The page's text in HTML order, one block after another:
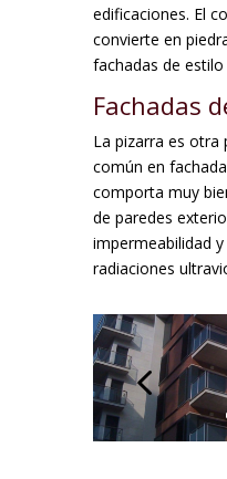
edificaciones. El
convierte en
fachadas de
Fachadas
La pizarra es otra
común en
comporta muy
de paredes
impermeabilidad
radiaciones